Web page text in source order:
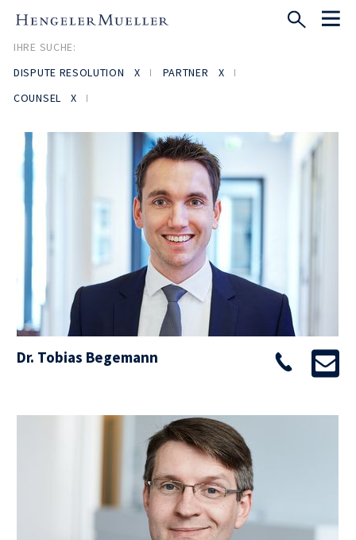
IHRE SUCHE:
DISPUTE RESOLUTION
PARTNER
COUNSEL
Dr. Tobias Begemann